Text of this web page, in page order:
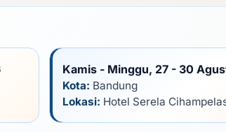
Kamis - Minggu, 27 - 30
Kota: Bandung
Lokasi: Hotel Serela